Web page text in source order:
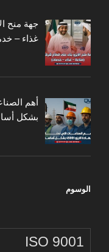
جهة منح
غذاء –
بشكل
الوسوم
ISO 9001